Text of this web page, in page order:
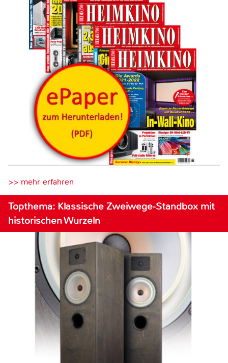
>> mehr erfahren
Topthema: Klassische Zweiwege-Standbox mit
historischen Wurzeln